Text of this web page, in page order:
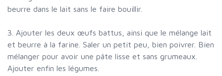
beurre dans le lait sans le faire bouillir.
3. Ajouter les deux œufs battus, ainsi que le mélange lait
et beurre à la farine. Saler un petit peu, bien poivrer. Bien
mélanger pour avoir une pâte lisse et sans grumeaux.
Ajouter enfin les légumes.